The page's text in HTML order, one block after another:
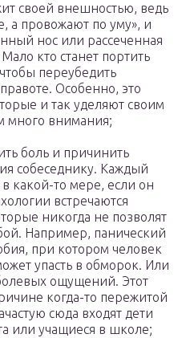
своей внешностью, ведь
а провожают по уму», и
нос или рассеченная
кто станет портить
переубедить
Особенно, это
и так уделяют своим
много внимания;
боль и причинить
собеседнику. Каждый
в какой-то мере, если он
встречаются
никогда не позволят
Например, панический
при котором человек
упасть в обморок. Или
ощущений. Этот
когда-то пережитой
сюда входят дети
или учащиеся в школе;